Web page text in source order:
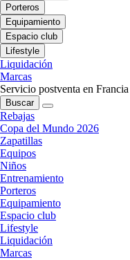
Porteros
Equipamiento
Espacio club
Lifestyle
Liquidación
Marcas
Servicio postventa en Francia
Buscar
Rebajas
Copa del Mundo 2026
Zapatillas
Equipos
Niños
Entrenamiento
Porteros
Equipamiento
Espacio club
Lifestyle
Liquidación
Marcas